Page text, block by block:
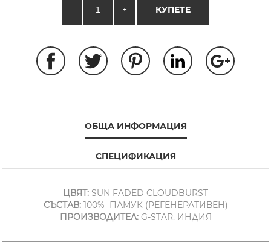
- + КУПЕТЕ
ОБЩА ИНФОРМАЦИЯ
СПЕЦИФИКАЦИЯ
ЦВЯТ: SUN FADED CLOUDBURST
СЪСТАВ:100% ПАМУК (РЕГЕНЕРАТИВЕН)
ПРОИЗВОДИТЕЛ:G-STAR, ИНДИЯ